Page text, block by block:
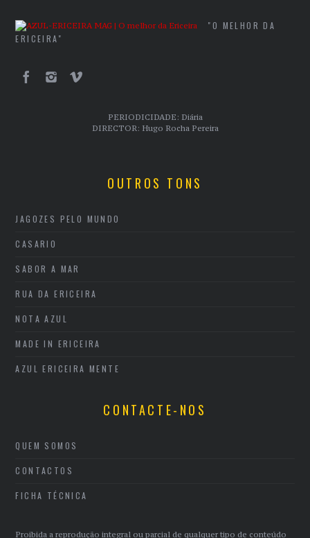
"O MELHOR DA
ERICEIRA"
PERIODICIDADE: Diária
DIRECTOR: Hugo Rocha Pereira
OUTROS TONS
JAGOZES PELO MUNDO
CASARIO
SABOR A MAR
RUA DA ERICEIRA
NOTA AZUL
MADE IN ERICEIRA
AZUL ERICEIRA MENTE
CONTACTE-NOS
QUEM SOMOS
CONTACTOS
FICHA TÉCNICA
Proibida a reprodução integral ou parcial de qualquer tipo de conteúdo